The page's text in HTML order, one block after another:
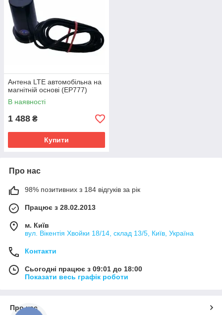
Антена LTE автомобільна на
магнітній основі (ЕР777)
В наявності
1 488 ₴
Купити
Про нас
98% позитивних з 184 відгуків за рік
Працює з 28.02.2013
м. Київ
вул. Вікентія Хвойки 18/14, склад 13/5, Київ, Україна
Контакти
Сьогодні працює з 09:01 до 18:00
Показати весь графік роботи
Про нас